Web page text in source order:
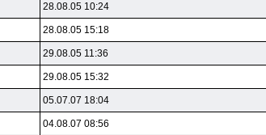
28.08.05 10:24
28.08.05 15:18
29.08.05 11:36
29.08.05 15:32
05.07.07 18:04
04.08.07 08:56